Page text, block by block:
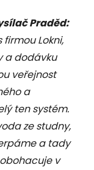
Praděd:
Lokni,
a dodávku
veřejnost
a
ten systém.
ze studny,
a tady
v